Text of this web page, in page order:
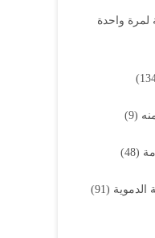
لمرة واحدة
(9)
(48)
الدموية (91)